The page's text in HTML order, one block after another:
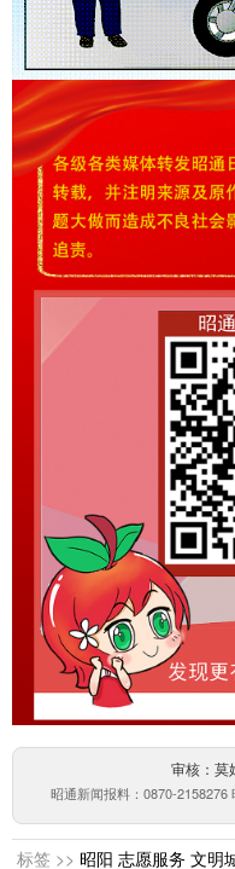
审核：莫
昭通新闻报料：0870-2158276
标签 >> 昭阳 志愿服务 文明